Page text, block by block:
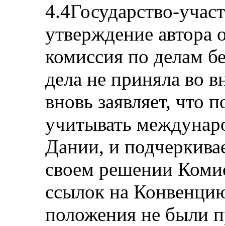
4.4Государство-
утверждение автора
комиссия по делам
дела не приняла во
вновь заявляет, что
учитывать
Дании, и
своем решении
ссылок на
положения не были